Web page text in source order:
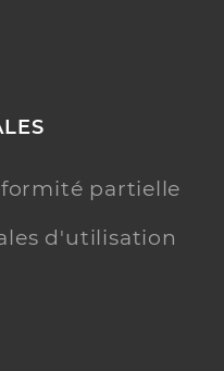
partielle
d'utilisation